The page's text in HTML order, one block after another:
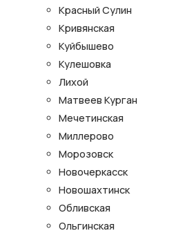
Красный Сулин
Кривянская
Куйбышево
Кулешовка
Лихой
Матвеев Курган
Мечетинская
Миллерово
Морозовск
Новочеркасск
Новошахтинск
Обливская
Ольгинская